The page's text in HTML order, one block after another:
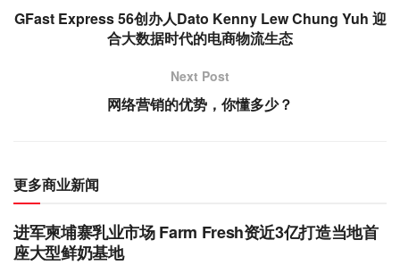
GFast Express 56创办人Dato Kenny Lew Chung Yuh 迎
合大数据时代的电商物流生态
Next Post
网络营销的优势，你懂多少？
更多商业新闻
进军柬埔寨乳业市场 Farm Fresh资近3亿打造当地首
座大型鲜奶基地